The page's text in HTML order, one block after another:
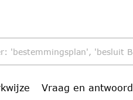
Vraag en antwoord